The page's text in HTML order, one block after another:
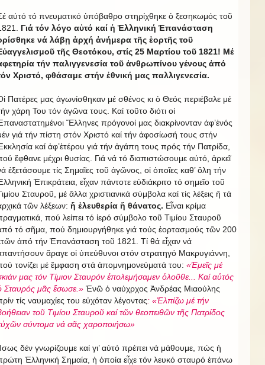
αὐτό τό πνευματικό ὑπόβαθρο στηρίχθηκε ὁ ξεσηκωμός τοῦ
Γιά τόν λόγο αὐτό καί ἡ Ἑλληνική Ἐπανάσταση
νά λάβῃ ἀρχή ἀνήμερα τῆς ἑορτῆς τοῦ
τῆς Θεοτόκου, στίς 25 Μαρτίου τοῦ 1821! Μέ
τήν παλιγγενεσία τοῦ ἀνθρωπίνου γένους ἀπό
Χριστό, φθάσαμε στήν ἐθνική μας παλλιγενεσία.
Πατέρες μας ἀγωνίσθηκαν μέ σθένος κι ὁ Θεός περιέβαλε μέ
χάρη Του τόν ἀγῶνα τους. Καί τοῦτο διότι οἱ
Ἕλληνες πρόγονοί μας διακρίνονταν ἀφ’ἑνός
γιά τήν πίστη στόν Χριστό καί τήν ἀφοσίωσή τους στήν
καί ἀφ’ἑτέρου γιά τήν ἀγάπη τους πρός τήν Πατρίδα,
ἔφθανε μέχρι θυσίας. Γιά νά τό διαπιστώσουμε αὐτό, ἀρκεῖ
ἐξετάσουμε τίς Σημαῖες τοῦ ἀγῶνος, οἱ ὁποῖες καθ’ ὅλη τήν
Ἐπικράτεια, εἶχαν πάντοτε εὐδιάκριτο τό σημεῖο τοῦ
Σταυροῦ, μέ ἄλλα χριστιανικά σύμβολα καί τίς λέξεις ἤ τά
τῶν λέξεων: ἤ ἐλευθερία ἤ θάνατος. Εἶναι κρίμα
πού λείπει τό ἱερό σύμβολο τοῦ Τιμίου Σταυροῦ
τό σῆμα, πού δημιουργήθηκε γιά τούς ἑορτασμούς τῶν 200
ἀπό τήν Ἐπανάσταση τοῦ 1821. Τί θά εἶχαν νά
ἄραγε οἱ ὑπεύθυνοι στόν στρατηγό Μακρυγιάννη,
τονίζει μέ ἔμφαση στά ἀπομνημονεύματά του: «Ἐμεῖς μέ
μας τόν Τίμιον Σταυρόν ἐπολεμήσαμεν ὁλοῦθε... Καί αὐτός
Σταυρός μᾶς ἔσωσε.» Ἐνῶ ὁ ναύχρχος Ἀνδρέας Μιαούλης
τίς ναυμαχίες του εὐχόταν λέγοντας: «Ἐλπίζω μέ τήν
τοῦ Τιμίου Σταυροῦ καί τῶν θεοπειθῶν τῆς Πατρίδος
σύντομα νά σᾶς χαροποιήσω»
δέν γνωρίζουμε καί γι’ αὐτό πρέπει νά μάθουμε, πώς ἡ
Ἑλληνική Σημαία, ἡ ὁποία εἶχε τόν λευκό σταυρό ἐπάνω